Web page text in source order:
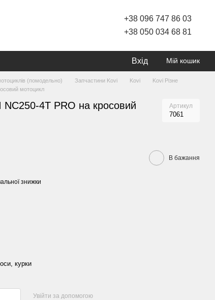
+38 096 747 86 03
+38 050 034 68 81
Вхід Мій кошик
(помодельно) Запчастини Kovi Kovi
Kovi Різне
мотоцикл
NC250-4T PRO на кросовий
Артикул
7061
В бажання
знижки
курки
Увійти за допомогою